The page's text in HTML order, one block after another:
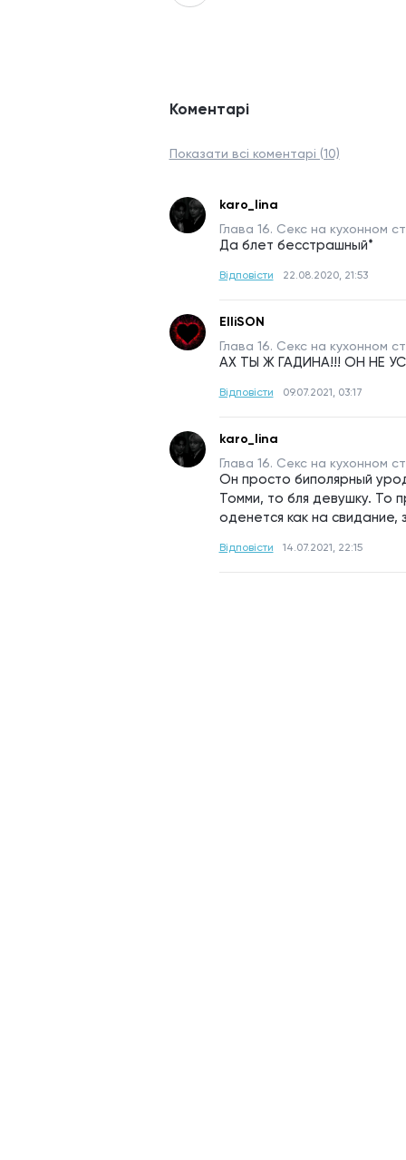
Коментарі
Показати всі коментарі (10)
karo_lina
Глава 16. Секс на кухонном
Да блет бесстрашный*
Відповісти 22.08.2020, 21:53
ElliSON
Глава 16. Секс на кухонном
АХ ТЫ Ж ГАДИНА!!! ОН НЕ
Відповісти 09.07.2021, 03:17
karo_lina
Глава 16. Секс на кухонном
Он просто биполярный
Томми, то бля девушку. То
оденется как на свидание,
Відповісти 14.07.2021, 22:15